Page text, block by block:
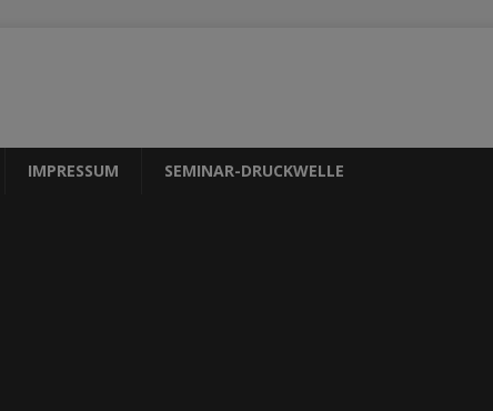
IMPRESSUM SEMINAR-DRUCKWELLE